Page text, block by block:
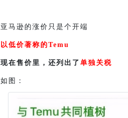
亚马逊的涨价只是个开端
以低价著称的Temu
现在售价里，还列出了 单独关税
如图：